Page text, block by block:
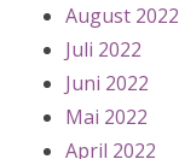
August 2022
Juli 2022
Juni 2022
Mai 2022
April 2022